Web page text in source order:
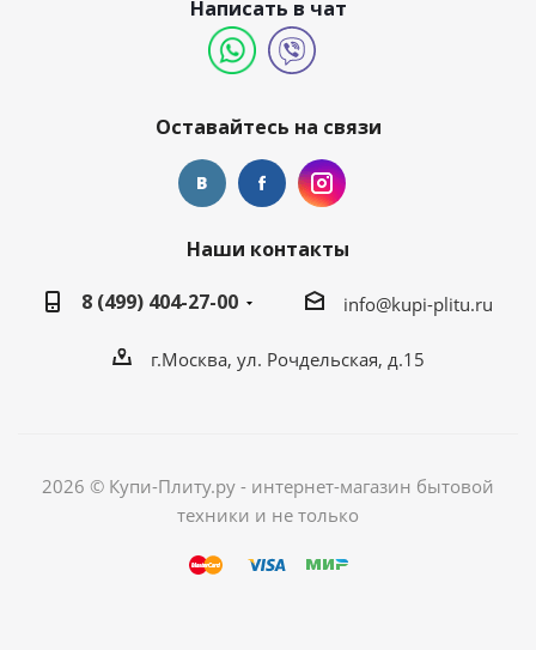
Написать в чат
Оставайтесь на связи
Наши контакты
8 (499) 404-27-00
info@kupi-plitu.ru
г.Москва, ул. Рочдельская, д.15
2026 © Купи-Плиту.ру - интернет-магазин бытовой
техники и не только